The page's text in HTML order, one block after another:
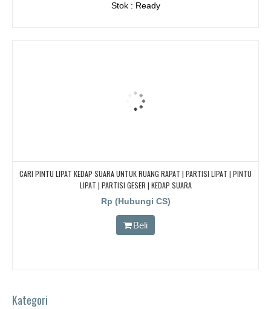
Stok : Ready
CARI PINTU LIPAT KEDAP SUARA UNTUK RUANG RAPAT | PARTISI LIPAT | PINTU
LIPAT | PARTISI GESER | KEDAP SUARA
Rp (Hubungi CS)
Beli
Kategori